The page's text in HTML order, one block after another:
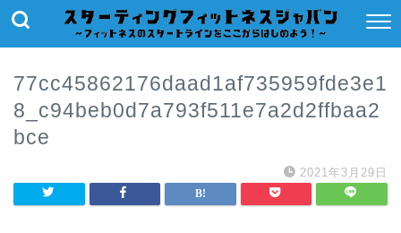
77cc45862176daad1af735959fde3e1
8_c94beb0d7a793f511e7a2d2ffbaa2
bce
2021年3月29日